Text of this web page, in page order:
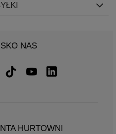
NAS
HURTOWNI